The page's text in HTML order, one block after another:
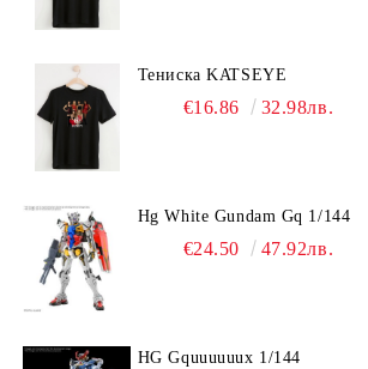
Тениска KATSEYE
€16.86 32.98лв.
Hg White Gundam Gq 1/144
€24.50 47.92лв.
HG Gquuuuuux 1/144